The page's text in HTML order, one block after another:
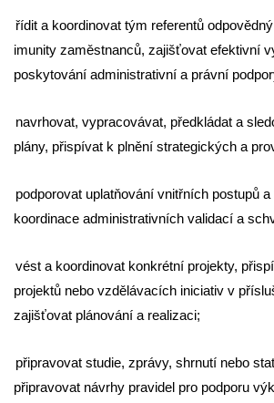
řídit a koordinovat tým referentů
imunity zaměstnanců, zajišťovat efektivní
poskytování administrativní a právní
navrhovat, vypracovávat, předkládat a
plány, přispívat k plnění strategických a
podporovat uplatňování vnitřních postupů
koordinace administrativních validací a
vést a koordinovat konkrétní projekty,
projektů nebo vzdělávacích iniciativ v
zajišťovat plánování a realizaci;
připravovat studie, zprávy, shrnutí nebo
připravovat návrhy pravidel pro podporu